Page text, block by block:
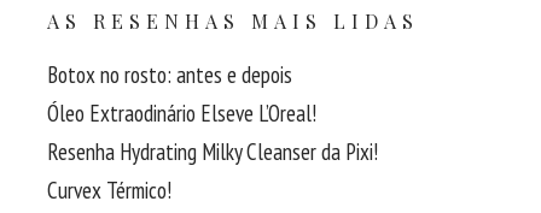
AS RESENHAS MAIS LIDAS
Botox no rosto: antes e depois
Óleo Extraodinário Elseve L’Oreal!
Resenha Hydrating Milky Cleanser da Pixi!
Curvex Térmico!